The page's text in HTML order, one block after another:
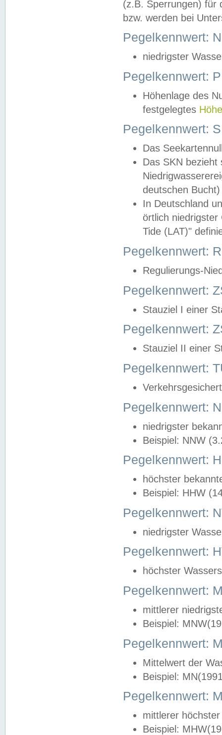
(z.B. Sperrungen) für
bzw. werden bei
Pegelkennwert:
niedrigster
Pegelkennwert:
Höhenlage des
festgelegtes
Pegelkennwert:
Das
Das SKN
deutschen
In Deutschland
örtlich
Tide (LAT)"
Pegelkennwert:
Regulierungs-
Pegelkennwert:
Stauziel I einer
Pegelkennwert:
Stauziel II einer
Pegelkennwert:
Pegelkennwert:
niedrigster
Beispiel: NNW
Pegelkennwert:
höchster
Beispiel: HHW
Pegelkennwert:
niedrigster
Pegelkennwert:
höchster
Pegelkennwert:
mittlerer
Beispiel:
Pegelkennwert:
Mittelwert der
Beispiel:
Pegelkennwert:
mittlerer
Beispiel: